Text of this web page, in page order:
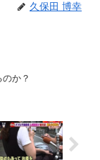
久保田 博幸
か？